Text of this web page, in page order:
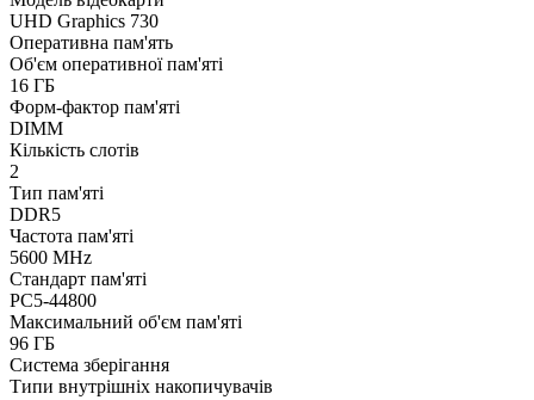
UHD Graphics 730
Оперативна пам'ять
Об'єм оперативної пам'яті
16 ГБ
Форм-фактор пам'яті
DIMM
Кількість слотів
2
Тип пам'яті
DDR5
Частота пам'яті
5600 MHz
Стандарт пам'яті
PC5-44800
Максимальний об'єм пам'яті
96 ГБ
Система зберігання
Типи внутрішніх накопичувачів